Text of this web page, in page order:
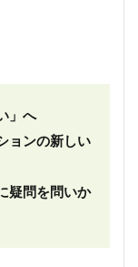
」へ
ョンの新しい
疑問を問いか